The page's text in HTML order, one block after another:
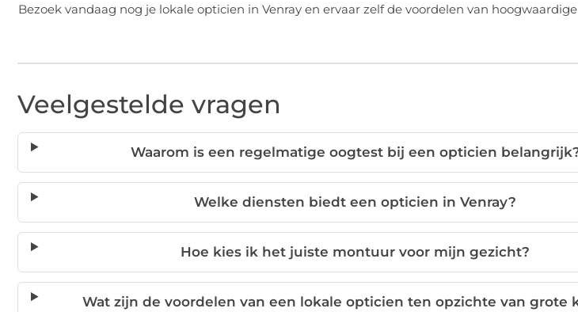
Bezoek vandaag nog je lokale opticien in Venray en ervaar zelf de voordelen van
Veelgestelde vragen
Waarom is een regelmatige oogtest bij een opticien
Welke diensten biedt een opticien in Venray?
Hoe kies ik het juiste montuur voor mijn gezicht?
Wat zijn de voordelen van een lokale opticien ten opzichte van grote